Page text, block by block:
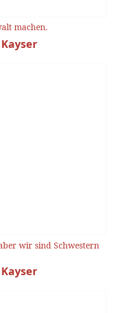
machen.
wir sind Schwestern